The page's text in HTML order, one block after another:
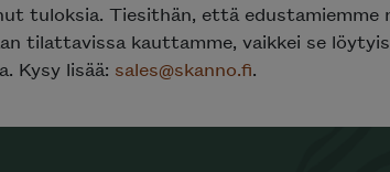
tuloksia. Tiesithän, että edustamiemme
tilattavissa kauttamme, vaikkei se
Kysy lisää: sales@skanno.fi.